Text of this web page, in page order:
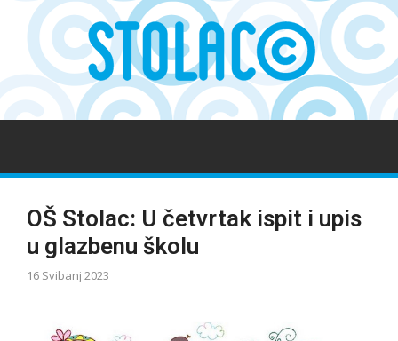
OŠ Stolac: U četvrtak ispit i upis
u glazbenu školu
16 Svibanj 2023